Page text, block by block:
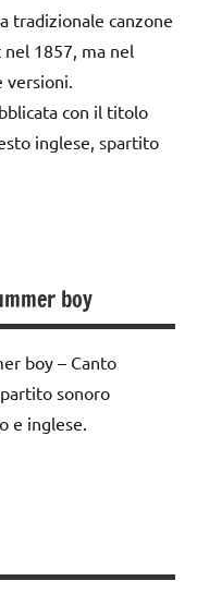
tradizionale canzone
1857, ma nel
versioni.
con il titolo
inglese, spartito
boy
boy – Canto
sonoro
e inglese.